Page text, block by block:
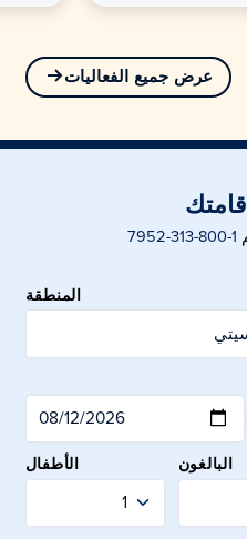
عرض جميع الفعاليات
1-800-313-7952
المنطقة
البالغون الأطفال